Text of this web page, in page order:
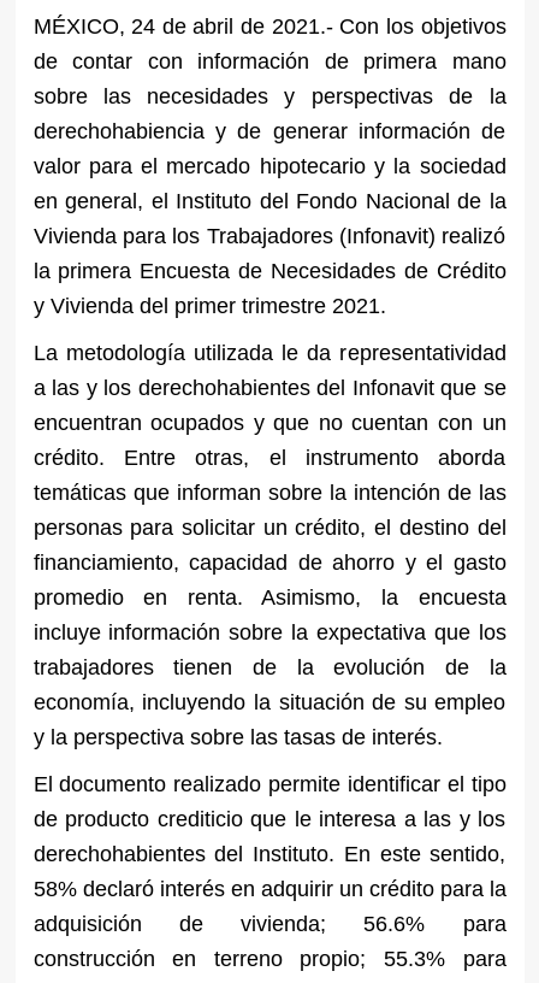
MÉXICO, 24 de abril de 2021.- Con los objetivos
de contar con información de primera mano
sobre las necesidades y perspectivas de la
derechohabiencia y de generar información de
valor para el mercado hipotecario y la sociedad
en general, el Instituto del Fondo Nacional de la
Vivienda para los Trabajadores (Infonavit) realizó
la primera Encuesta de Necesidades de Crédito
y Vivienda del primer trimestre 2021.
La metodología utilizada le da representatividad
a las y los derechohabientes del Infonavit que se
encuentran ocupados y que no cuentan con un
crédito. Entre otras, el instrumento aborda
temáticas que informan sobre la intención de las
personas para solicitar un crédito, el destino del
financiamiento, capacidad de ahorro y el gasto
promedio en renta. Asimismo, la encuesta
incluye información sobre la expectativa que los
trabajadores tienen de la evolución de la
economía, incluyendo la situación de su empleo
y la perspectiva sobre las tasas de interés.
El documento realizado permite identificar el tipo
de producto crediticio que le interesa a las y los
derechohabientes del Instituto. En este sentido,
58% declaró interés en adquirir un crédito para la
adquisición de vivienda; 56.6% para
construcción en terreno propio; 55.3% para